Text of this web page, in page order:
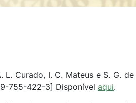
Curado, I. C. Mateus e S. G.
755-422-3] Disponível aqui.